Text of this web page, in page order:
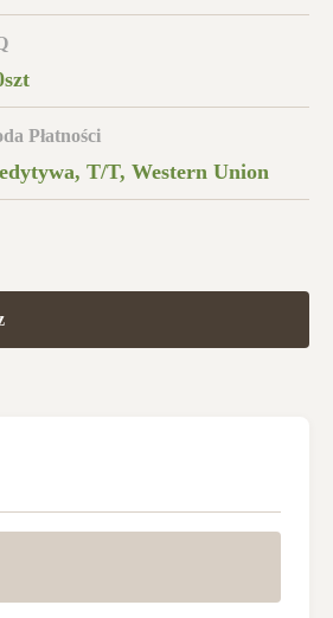
Płatności
T/T, Western Union